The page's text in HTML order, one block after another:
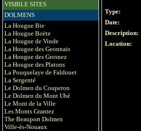
VISIBLE SITES
DOLMENS
La Hougue Bie
La Hougue Boëte
La Hougue de Vinde
La Hougue des Geonnais
La Hougue des Grosnez
La Hougue des Platons
La Pouquelaye de Faldouet
La Sergenté
Le Dolmen du Couperon
Le Dolmen du Mont Ubé
Le Mont de la Ville
Les Monts Grantez
The Beauport Dolmen
Ville-ès-Nouaux
Type:
Date:
Description:
Location: